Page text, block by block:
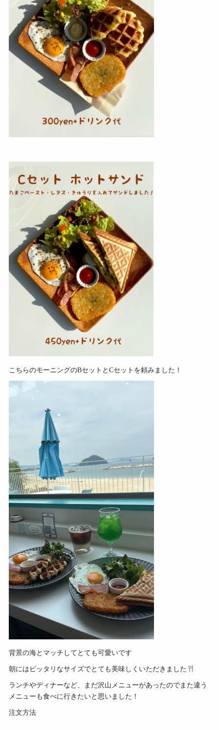
こちらのモーニングのBセットとCセットを頼みました！
背景の海とマッチしてとても可愛いです
朝にはピッタリなサイズでとても美味しくいただきました
ランチやディナーなど、まだ沢山メニューがあったのでまた違う
メニューも食べに行きたいと思いました！
注文方法